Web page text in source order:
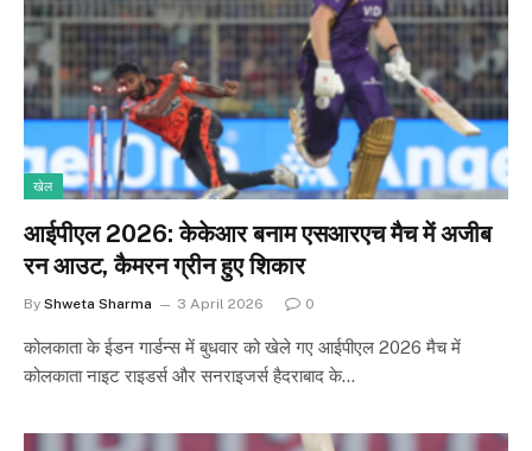
खेल
आईपीएल 2026: केकेआर बनाम एसआरएच मैच में अजीब
रन आउट, कैमरन ग्रीन हुए शिकार
By Shweta Sharma 3 April 2026 0
कोलकाता के ईडन गार्डन्स में बुधवार को खेले गए आईपीएल 2026 मैच में
कोलकाता नाइट राइडर्स और सनराइजर्स हैदराबाद के…